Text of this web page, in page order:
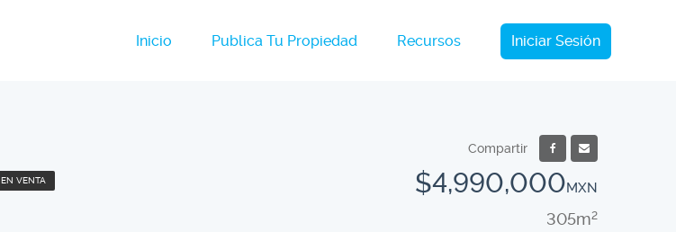
Inicio Publica Tu Propiedad Recursos Iniciar Sesión
EN VENTA
Compartir
$4,990,000MXN
305m2